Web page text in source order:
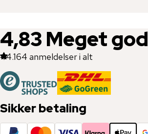
4,83 Meget god
44.164 anmeldelser i alt
Sikker betaling